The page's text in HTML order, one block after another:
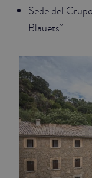
Sede del
Blauets”.